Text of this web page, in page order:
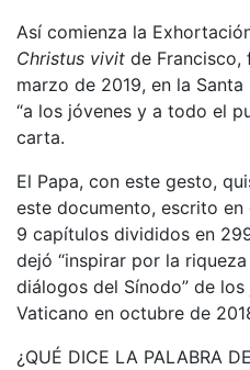
Así comienza la
Christus vivit de Francisco,
marzo de 2019, en la
“a los jóvenes y a todo el
carta.
El Papa, con este gesto,
este documento, escrito
9 capítulos divididos en
dejó “inspirar por la
diálogos del Sínodo” de
Vaticano en octubre de
¿QUÉ DICE LA PALABRA